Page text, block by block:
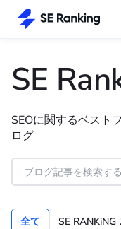
SE
SEOに関するベスト
ログ
全て SE RANKiNG